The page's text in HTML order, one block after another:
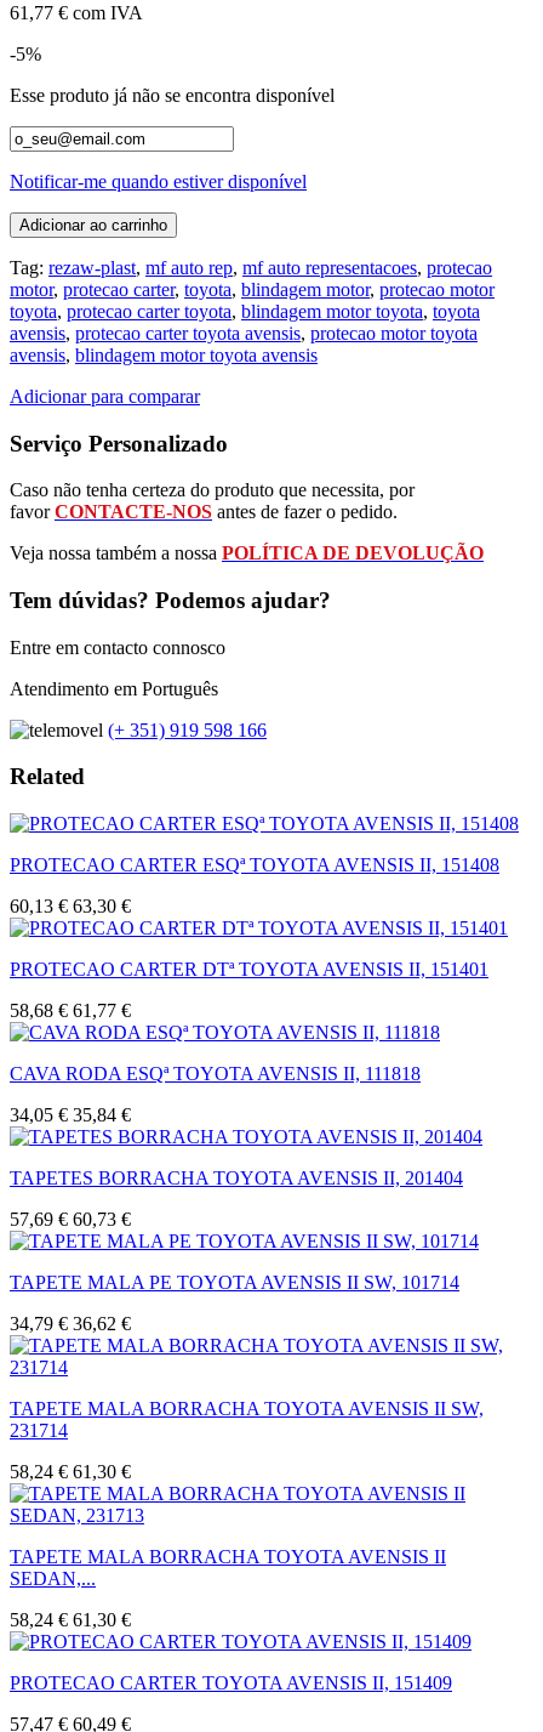
61,77 € com IVA
-5%
Esse produto já não se encontra disponível
Notificar-me quando estiver disponível
Adicionar ao carrinho
Tag: rezaw-plast, mf auto rep, mf auto representacoes, protecao
motor, protecao carter, toyota, blindagem motor, protecao motor
toyota, protecao carter toyota, blindagem motor toyota, toyota
avensis, protecao carter toyota avensis, protecao motor toyota
avensis, blindagem motor toyota avensis
Adicionar para comparar
Serviço Personalizado
Caso não tenha certeza do produto que necessita, por
favorCONTACTE-NOS antes de fazer o pedido.
Veja nossa também a nossa POLÍTICA DE DEVOLUÇÃO
Tem dúvidas? Podemos ajudar?
Entre em contacto connosco
Atendimento em Português
(+ 351) 919 598 166
Related
PROTECAO CARTER ESQª TOYOTA AVENSIS II, 151408
60,13 € 63,30 €
PROTECAO CARTER DTª TOYOTA AVENSIS II, 151401
58,68 € 61,77 €
CAVA RODA ESQª TOYOTA AVENSIS II, 111818
34,05 € 35,84 €
TAPETES BORRACHA TOYOTA AVENSIS II, 201404
57,69 € 60,73 €
TAPETE MALA PE TOYOTA AVENSIS II SW, 101714
34,79 € 36,62 €
TAPETE MALA BORRACHA TOYOTA AVENSIS II SW,
231714
58,24 € 61,30 €
TAPETE MALA BORRACHA TOYOTA AVENSIS II
SEDAN,...
58,24 € 61,30 €
PROTECAO CARTER TOYOTA AVENSIS II, 151409
57,47 € 60,49 €